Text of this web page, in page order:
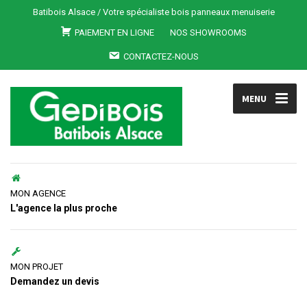
Batibois Alsace / Votre spécialiste bois panneaux menuiserie
PAIEMENT EN LIGNE
NOS SHOWROOMS
CONTACTEZ-NOUS
MENU
MON AGENCE
L'agence la plus proche
MON PROJET
Demandez un devis